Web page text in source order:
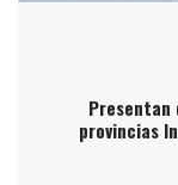
Presentan
provincias